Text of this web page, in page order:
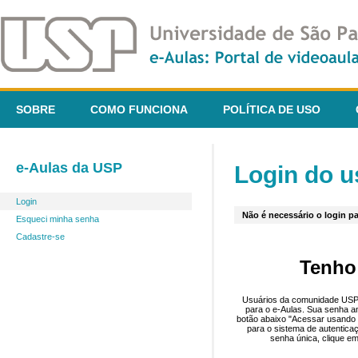
SOBRE COMO FUNCIONA POLÍTICA DE USO
e-Aulas da USP
Login
Esqueci minha senha
Cadastre-se
Login do
Não é necessário o login
Usuários da comunidade
para o e-Aulas. Sua senha
botão abaixo "Acessar
para o sistema de
senha única, clique